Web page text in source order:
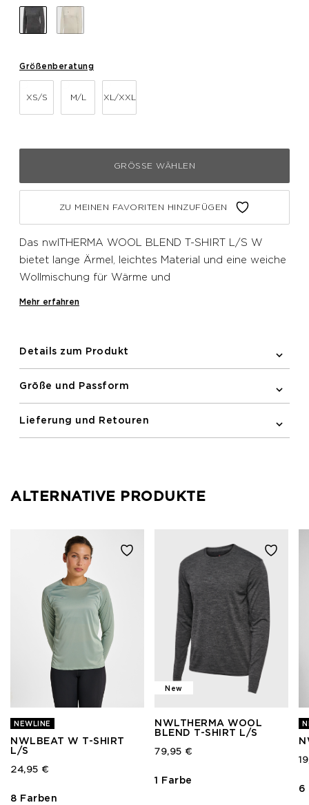
Größenberatung
XS/S M/L XL/XXL
GRÖSSE WÄHLEN
ZU MEINEN FAVORITEN HINZUFÜGEN
Das nwlTHERMA WOOL BLEND T-SHIRT L/S W
bietet lange Ärmel, leichtes Material und eine weiche
Wollmischung für Wärme und
Mehr erfahren
Details zum Produkt
Größe und Passform
Lieferung und Retouren
ALTERNATIVE PRODUKTE
NEWLINE
NWLBEAT W T-SHIRT
L/S
24,95 €
8 Farben
New
NWLTHERMA WOOL
BLEND T-SHIRT L/S
79,95 €
1 Farbe
6